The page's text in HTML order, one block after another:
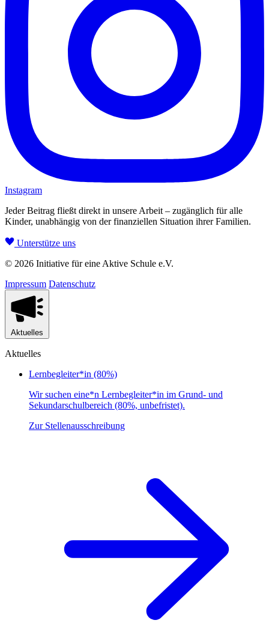
Instagram
Jeder Beitrag fließt direkt in unsere Arbeit – zugänglich für alle
Kinder, unabhängig von der finanziellen Situation ihrer Familien.
Unterstütze uns
© 2026 Initiative für eine Aktive Schule e.V.
Impressum Datenschutz
Aktuelles
Aktuelles
Lernbegleiter*in (80%)
Wir suchen eine*n Lernbegleiter*in im Grund- und
Sekundarschulbereich (80%, unbefristet).
Zur Stellenausschreibung